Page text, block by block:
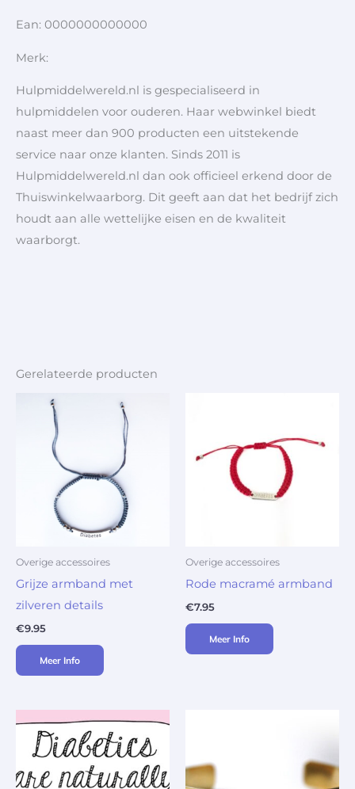
Ean: 0000000000000
Merk:
Hulpmiddelwereld.nl is gespecialiseerd in
hulpmiddelen voor ouderen. Haar webwinkel biedt
naast meer dan 900 producten een uitstekende
service naar onze klanten. Sinds 2011 is
Hulpmiddelwereld.nl dan ook officieel erkend door de
Thuiswinkelwaarborg. Dit geeft aan dat het bedrijf zich
houdt aan alle wettelijke eisen en de kwaliteit
waarborgt.
Gerelateerde producten
Overige accessoires
Grijze armband met
zilveren details
€9.95
Meer Info
Overige accessoires
Rode macramé armband
€7.95
Meer Info